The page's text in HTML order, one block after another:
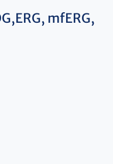
mfERG,